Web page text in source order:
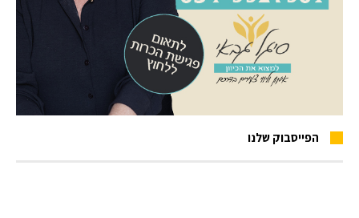
הפייסבוק שלנו